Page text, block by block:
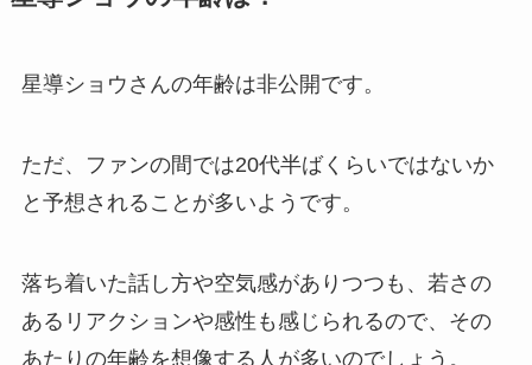
星導ショウさんの年齢は非公開です。
ただ、ファンの間では20代半ばくらいではないか
と予想されることが多いようです。
落ち着いた話し方や空気感がありつつも、若さの
あるリアクションや感性も感じられるので、その
あたりの年齢を想像する人が多いのでしょう。